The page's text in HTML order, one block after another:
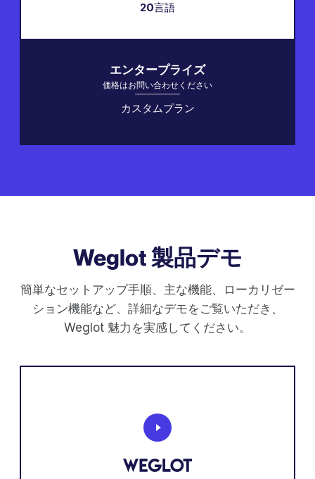
20言語
エンタープライズ
価格はお問い合わせください
カスタムプラン
Weglot 製品デモ
簡単なセットアップ手順、主な機能、ローカリゼー
ション機能など、詳細なデモをご覧いただき、
Weglot 魅力を実感してください。